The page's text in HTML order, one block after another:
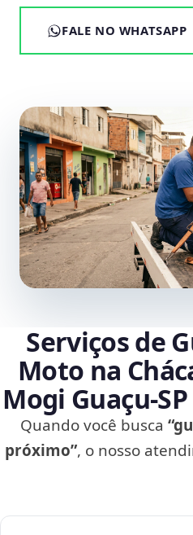
FALE NO WHATSAPP
Serviços de
Moto na
Mogi
Quando você busca
próximo”, o nosso